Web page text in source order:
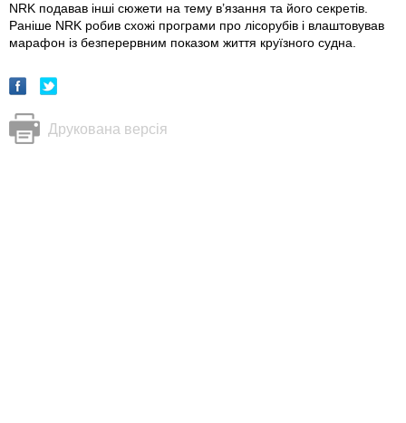
NRK подавав інші сюжети на тему в’язання та його секретів.
Раніше NRK робив схожі програми про лісорубів і влаштовував
марафон із безперервним показом життя круїзного судна.
Друкована версія